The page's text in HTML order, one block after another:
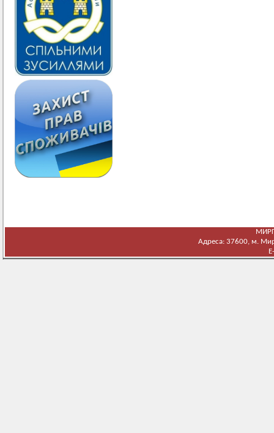
Адреса: 37600, м.